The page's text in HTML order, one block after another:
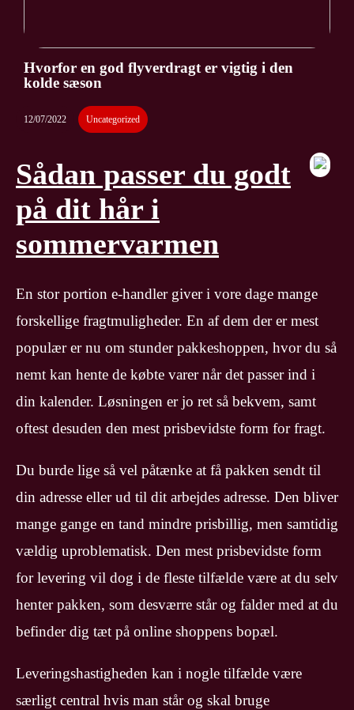
Hvorfor en god flyverdragt er vigtig i den
kolde sæson
12/07/2022 Uncategorized
Sådan passer du godt
på dit hår i
sommervarmen
En stor portion e-handler giver i vore dage mange
forskellige fragtmuligheder. En af dem der er mest
populær er nu om stunder pakkeshoppen, hvor du så
nemt kan hente de købte varer når det passer ind i
din kalender. Løsningen er jo ret så bekvem, samt
oftest desuden den mest prisbevidste form for fragt.
Du burde lige så vel påtænke at få pakken sendt til
din adresse eller ud til dit arbejdes adresse. Den bliver
mange gange en tand mindre prisbillig, men samtidig
vældig uproblematisk. Den mest prisbevidste form
for levering vil dog i de fleste tilfælde være at du selv
henter pakken, som desværre står og falder med at du
befinder dig tæt på online shoppens bopæl.
Leveringshastigheden kan i nogle tilfælde være
særligt central hvis man står og skal bruge